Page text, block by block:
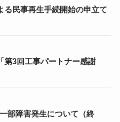
る民事再生手続開始の申立て
第3回工事パートナー感謝
部障害発生について（終